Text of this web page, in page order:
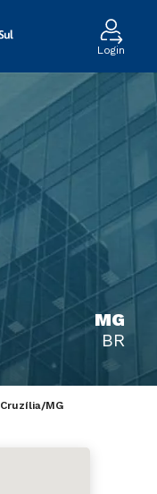
Login
MG
BR
Cruzília/MG